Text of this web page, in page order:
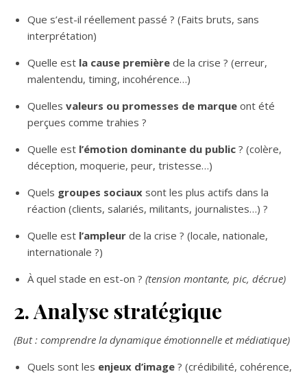
Que s’est-il réellement passé ? (Faits bruts, sans
interprétation)
Quelle est la cause première de la crise ? (erreur,
malentendu, timing, incohérence…)
Quelles valeurs ou promesses de marque ont été
perçues comme trahies ?
Quelle est l’émotion dominante du public ? (colère,
déception, moquerie, peur, tristesse…)
Quels groupes sociaux sont les plus actifs dans la
réaction (clients, salariés, militants, journalistes…) ?
Quelle est l’ampleur de la crise ? (locale, nationale,
internationale ?)
À quel stade en est-on ? (tension montante, pic, décrue)
2. Analyse stratégique
(But : comprendre la dynamique émotionnelle et médiatique)
Quels sont les enjeux d’image ? (crédibilité, cohérence,